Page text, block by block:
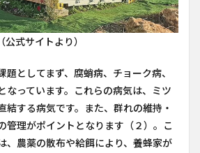
式サイトより）
題としてまず、腐蛸病、チョーク病、
なっています。これらの病気は、ミツ
結する病気です。また、群れの維持・
管理がポイントとなります（２）。こ
、農薬の散布や給餌により、養蜂家が